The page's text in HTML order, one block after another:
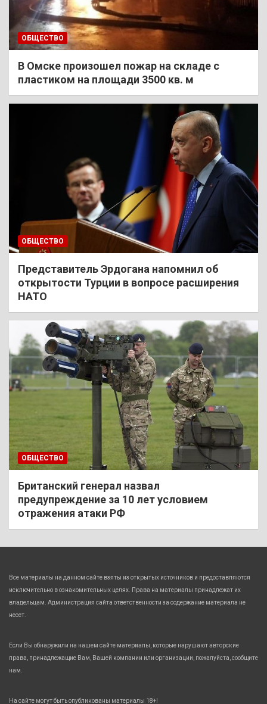
ОБЩЕСТВО
В Омске произошел пожар на складе с
пластиком на площади 3500 кв. м
ОБЩЕСТВО
Представитель Эрдогана напомнил об
открытости Турции в вопросе расширения
НАТО
ОБЩЕСТВО
Британский генерал назвал
предупреждение за 10 лет условием
отражения атаки РФ
Все материалы на данном сайте взяты из открытых источников и предоставляются
исключительно в ознакомительных целях. Права на материалы принадлежат их
владельцам. Администрация сайта ответственности за содержание материала не
несет.
Если Вы обнаружили на нашем сайте материалы, которые нарушают авторские
права, принадлежащие Вам, Вашей компании или организации, пожалуйста, сообщите
нам.
На сайте могут быть опубликованы материалы 18+!